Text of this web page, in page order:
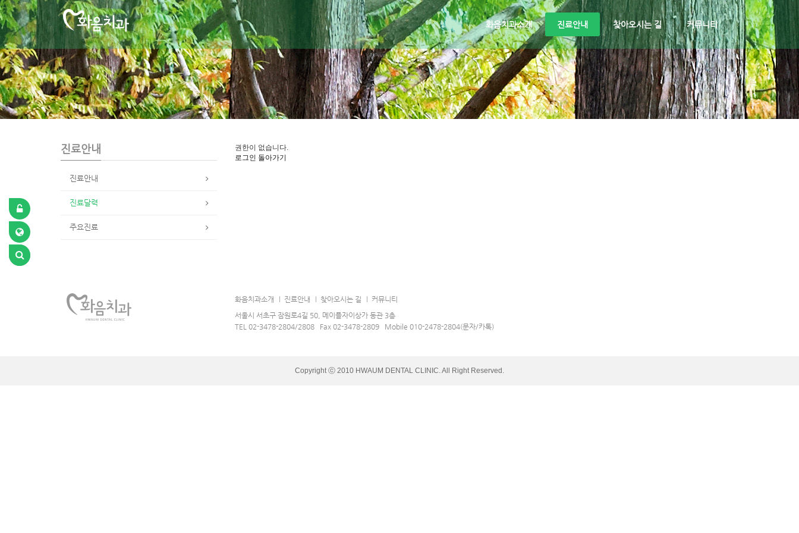
화음치과소개 진료안내 찾아오시는 길 커뮤니티
S
u
b
r
o
m
o
t
i
진료안내
진료안내
진료달력
주요진료
권한이 없습니다.
로그인 돌아가기
화음치과소개 진료안내 찾아오시는 길
커뮤니티
서울시 서초구 잠원로4길 50, 메이플자이상가 동관 3층
TEL 02-3478-2804/2808 Fax 02-3478-2809 Mobile 010-2478-2804(문자/카톡)
Copyright ⓒ 2010 HWAUM DENTAL CLINIC. All Right Reserved.